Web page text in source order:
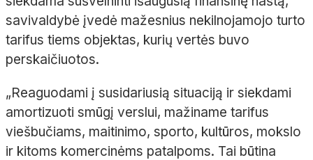
savivaldybė įvedė mažesnius nekilnojamojo turto
tarifus tiems objektas, kurių vertės buvo
perskaičiuotos.
„Reaguodami į susidariusią situaciją ir siekdami
amortizuoti smūgį verslui, mažiname tarifus
viešbučiams, maitinimo, sporto, kultūros, mokslo
ir kitoms komercinėms patalpoms. Tai būtina